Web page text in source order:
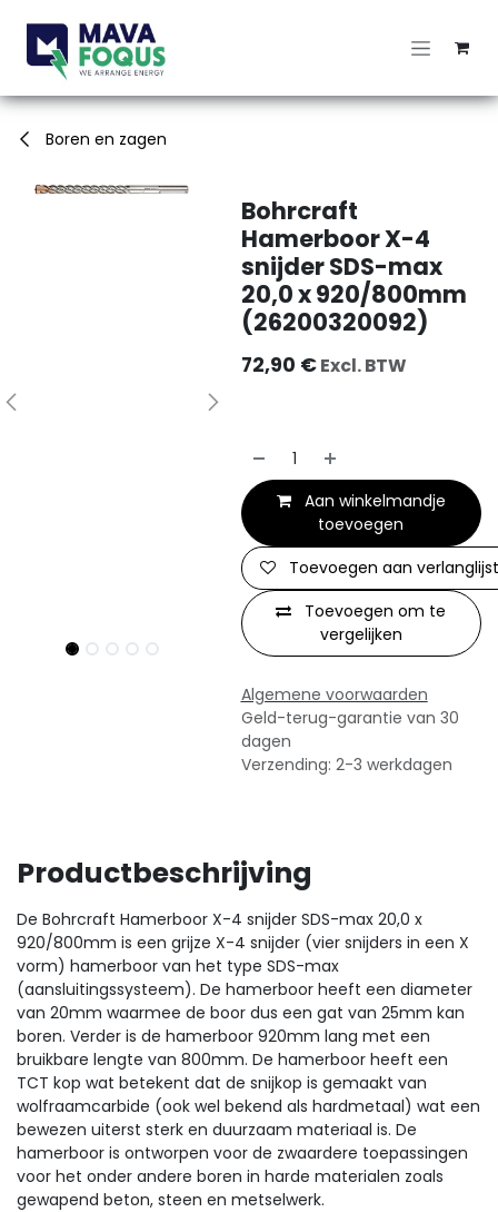
Boren en zagen
Bohrcraft
Hamerboor X-4
snijder SDS-max
20,0 x 920/800mm
(26200320092)
72,90 €Excl. BTW
Aan winkelmandje
toevoegen
Toevoegen om te
vergelijken
Toevoegen aan verlanglijst
Algemene voorwaarden
Geld-terug-garantie van 30
dagen
Verzending: 2-3 werkdagen
Productbeschrijving
De Bohrcraft Hamerboor X-4 snijder SDS-max 20,0 x
920/800mm is een grijze X-4 snijder (vier snijders in een X
vorm) hamerboor van het type SDS-max
(aansluitingssysteem). De hamerboor heeft een diameter
van 20mm waarmee de boor dus een gat van 25mm kan
boren. Verder is de hamerboor 920mm lang met een
bruikbare lengte van 800mm. De hamerboor heeft een
TCT kop wat betekent dat de snijkop is gemaakt van
wolfraamcarbide (ook wel bekend als hardmetaal) wat een
bewezen uiterst sterk en duurzaam materiaal is. De
hamerboor is ontworpen voor de zwaardere toepassingen
voor het onder andere boren in harde materialen zoals
gewapend beton, steen en metselwerk.